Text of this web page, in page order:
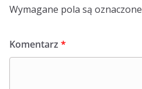
Wymagane pola są oznaczone
Komentarz *